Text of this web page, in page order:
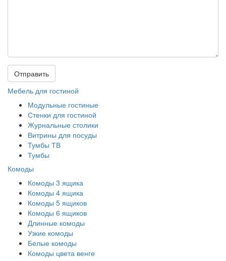
Отправить
Мебель для гостиной
Модульные гостиные
Стенки для гостиной
Журнальные столики
Витрины для посуды
Тумбы ТВ
Тумбы
Комоды
Комоды 3 ящика
Комоды 4 ящика
Комоды 5 ящиков
Комоды 6 ящиков
Длинные комоды
Узкие комоды
Белые комоды
Комоды цвета венге